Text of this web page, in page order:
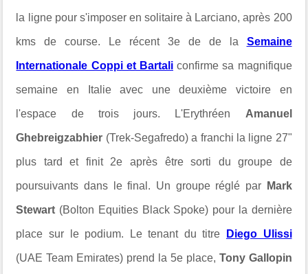
la ligne pour s'imposer en solitaire à Larciano, après 200
kms de course. Le récent 3e de de la Semaine
Internationale Coppi et Bartali confirme sa magnifique
semaine en Italie avec une deuxième victoire en
l'espace de trois jours. L'Erythréen Amanuel
Ghebreigzabhier (Trek-Segafredo) a franchi la ligne 27"
plus tard et finit 2e après être sorti du groupe de
poursuivants dans le final. Un groupe réglé par Mark
Stewart (Bolton Equities Black Spoke) pour la dernière
place sur le podium. Le tenant du titre Diego Ulissi
(UAE Team Emirates) prend la 5e place, Tony Gallopin